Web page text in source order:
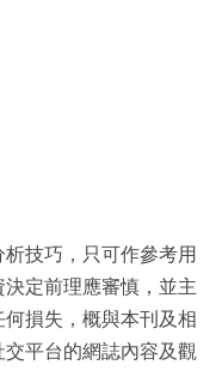
技巧，只可作參考用
定前理應審慎，並主
損失，概與本刊及相
平台的網誌內容及觀